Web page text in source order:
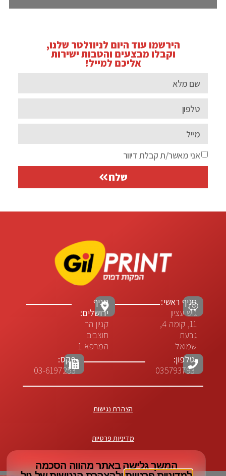
הירשמו עוד היום לניוזלטר שלנו,
וקבלו מבצעים והטבות ישירות
אליכם למייל!
אני מאשר/ת קבלת דיוור
שלח
סניף ראשי:
גוש עציון
11, קומה 4,
גבעת
שמואל
סניף
ירושלים:
קניון הר
חוצבים
המרפא 1
טלפון:
035793793
פקס:
03-6197253
הצהרת נגישות
מדיניות פרטיות
המשך גלישה באתר מהווה הסכמה